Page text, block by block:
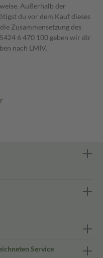
Außerhalb der
du vor dem Kauf dieses
Zusammensetzung des
6 470 100 geben wir dir
nach LMIV.
Service